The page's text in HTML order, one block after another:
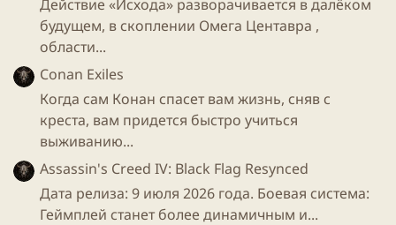
Действие «Исхода» разворачивается в далёком
будущем, в скоплении Омега Центавра ,
области...
Conan Exiles
Когда сам Конан спасет вам жизнь, сняв с
креста, вам придется быстро учиться
выживанию...
Assassin's Creed IV: Black Flag Resynced
Дата релиза: 9 июля 2026 года. Боевая система:
Геймплей станет более динамичным и...